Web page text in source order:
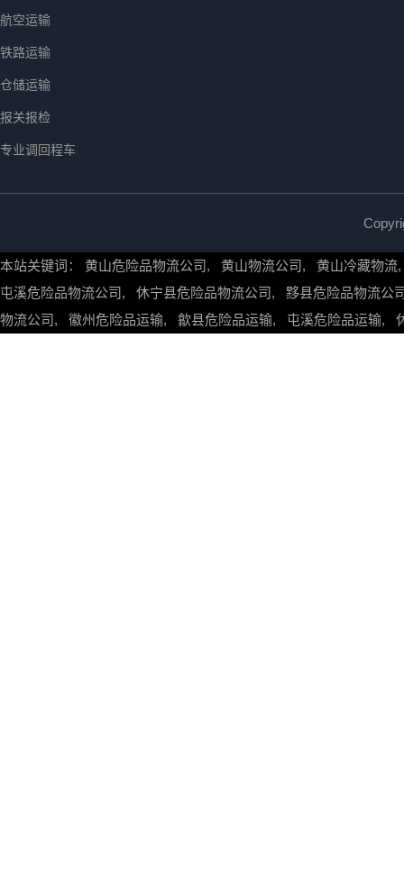
航空运输
铁路运输
仓储运输
报关报检
专业调回程车
本站关键词： 黄山危险品物流公司, 黄山物流公司, 黄山冷藏物流
屯溪危险品物流公司, 休宁县危险品物流公司, 黟县危险品物流公
物流公司, 徽州危险品运输, 歙县危险品运输, 屯溪危险品运输,